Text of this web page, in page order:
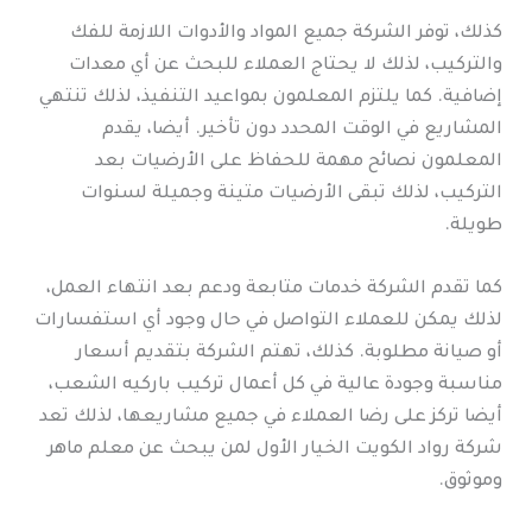
كذلك، توفر الشركة جميع المواد والأدوات اللازمة للفك
والتركيب، لذلك لا يحتاج العملاء للبحث عن أي معدات
إضافية. كما يلتزم المعلمون بمواعيد التنفيذ، لذلك تنتهي
المشاريع في الوقت المحدد دون تأخير. أيضا، يقدم
المعلمون نصائح مهمة للحفاظ على الأرضيات بعد
التركيب، لذلك تبقى الأرضيات متينة وجميلة لسنوات
طويلة.
كما تقدم الشركة خدمات متابعة ودعم بعد انتهاء العمل،
لذلك يمكن للعملاء التواصل في حال وجود أي استفسارات
أو صيانة مطلوبة. كذلك، تهتم الشركة بتقديم أسعار
مناسبة وجودة عالية في كل أعمال تركيب باركيه الشعب،
أيضا تركز على رضا العملاء في جميع مشاريعها، لذلك تعد
شركة رواد الكويت الخيار الأول لمن يبحث عن معلم ماهر
وموثوق.